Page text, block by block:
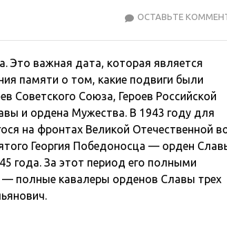
ОСТАВЬТЕ
Это важная дата, которая является
памяти о том, какие подвиги были
Советского Союза, Героев Российской
и ордена Мужества. В 1943 году для
на фронтах Великой Отечественной
Георгия Победоносца — орден
года. За этот период его полными
полные кавалеры орденов Славы трех